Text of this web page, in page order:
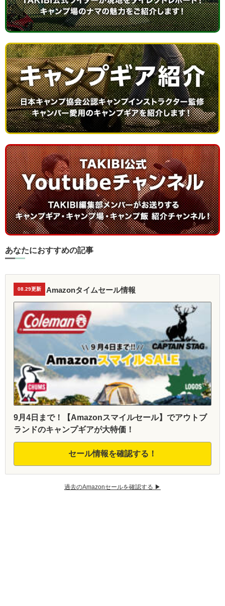
あなたにおすすめの記事
08.29更新 Amazonタイムセール情報
9月4日まで！【Amazonスマイルセール】でアウトブ
ランドのキャンプギアが大特価！
セール情報を確認する！
過去のAmazonセールを確認する ▶︎